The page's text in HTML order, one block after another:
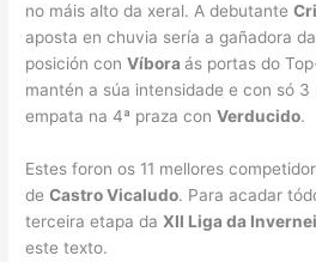
no máis alto da xeral. A debutante
aposta en chuvia sería a gañadora
posición conVíboraás portas do
mantén a súa intensidade e con só
empata na 4ª praza conVerducido.
Estes foron os 11 mellores
deCastro Vicaludo. Para acadar
terceira etapa daXII Liga da
este texto.